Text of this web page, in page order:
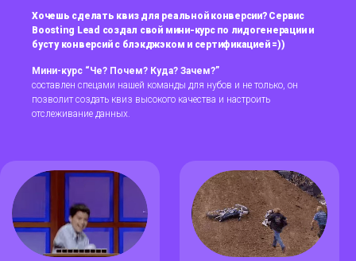
Хочешь сделать квиз для реальной конверсии? Сервис
Boosting Lead создал свой мини-курс по лидогенерации и
бусту конверсий с блэкджэком и сертификацией =))
Мини-курс “Че? Почем? Куда? Зачем?”
составлен спецами нашей команды для нубов и не только, он
позволит создать квиз высокого качества и настроить
отслеживание данных.